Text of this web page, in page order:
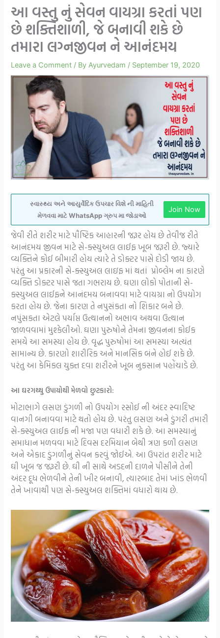
આ વસ્તુ નું સેવન વાયગ્રા કરતાં પણ
છે શક્તિશાળી, જે બનાવી શકે છે
તમારા લગ્નજીવન ને આનંદમય
Leave a Comment / ByAyurvedam / September 19, 2020
સ્વાસ્થ્ય અને આયુર્વેદિક ઉપચાર વિશે ની માહિતી
મેળવવા માટે WhatsApp ગ્રુપ મા જોડાઓ
Join Now
જેવી રીતે શરીર માટે પૌષ્ટિક આહારની જરૂર હોય છે તેવીજ રીતે
આનંદમય જીવન માટે સે-ક્સ્યુઅલ લાઈફ ખૂબ જરૂરી છે. જ્યારે
વ્યક્તિને કોઈ બીમારી હોય ત્યારે તે ડોક્ટર પાસે દોડી જાય છે.
પરંતુ આ પ્રકારની સે-ક્સ્યુઅલ લાઇફ માં થતાં પ્રોબ્લેમ ના કારણે
વ્યક્તિ ડોક્ટર પાસે જતા ગભરાય છે. ઘણા લોકો પોતાની સે-
ક્સ્યુઅલ લાઈફને આનંદમય બનાવવા માટે વાયગ્રા નો ઉપયોગ
કરતા હોય છે. જેના કારણ તે નપુસંકતા નો શિકાર બને છે.
નપુંસકતા એટલે પર્યાપ્ત ઉત્થાનનો અભાવ અથવા ઉત્થાન
જાળવવામાં મુશ્કેલીઓ. ઘણા પુરુષોને તેમના જીવનના કોઈક
સમયે આ સમસ્યા હોય છે. વૃદ્ધ પુરુષોમાં આ સમસ્યા અત્યંત
સામાન્ય છે. કારણો શારીરિક અને માનસિક બંને હોઈ શકે છે.
પરંતુ આ કેમિકલ યુક્ત દવા શરીરને ખૂબ નુકસાન પહોંચાડે છે.
આ ઘરગથ્થુ ઉપાયોથી મેળવો છુટકારો:
મોટાભાગે લસણ ડુંગળી નો ઉપયોગ રસોઈ ની અંદર સ્વાદિષ્ટ
વાનગી બનાવવા માટે થતો હોય છે. પરંતુ લસણ અને ડુંગરી તમારી
સે-ક્સ્યુઅલ લાઈફ ની મજા પણ વધારી શકે છે. આ સમસ્યાનું
સમાધાન મળવવા માટે દિવસ દરમિયાન બેથી ત્રણ કળી લસણ
અને એકાદ ડુંગળીનું સેવન કરવું જોઈએ. આ ઉપરાંત શરીર માટે
ઘી ખૂબ જ જરૂરી છે. ઘી ની સાથે અડદની દાળને પીસીને તેની
અંદર દૂધ ભેળવીને તેની ખીર બનાવી, ત્યારબાદ તેમાં ખાંડ ભેળવી
તેને ખાવાથી પણ સે-ક્સ્યુઅલ શક્તિમાં વધારો થાય છે.